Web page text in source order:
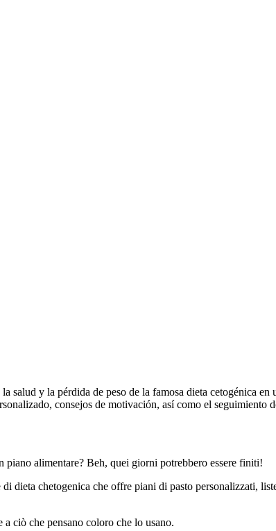
y la pérdida de peso de la famosa dieta cetogénica
consejos de motivación, así como el seguimiento
alimentare? Beh, quei giorni potrebbero essere finiti!
dieta chetogenica che offre piani di pasto personalizzati,
ciò che pensano coloro che lo usano.